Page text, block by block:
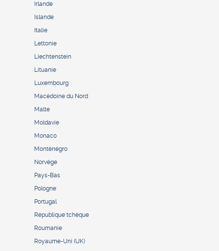
Irlande
Islande
Italie
Lettonie
Liechtenstein
Lituanie
Luxembourg
Macédoine du Nord
Malte
Moldavie
Monaco
Monténégro
Norvège
Pays-Bas
Pologne
Portugal
République tchèque
Roumanie
Royaume-Uni (UK)